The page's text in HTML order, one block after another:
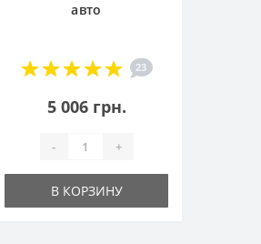
авто
23
5 006 грн.
- +
В КОРЗИНУ